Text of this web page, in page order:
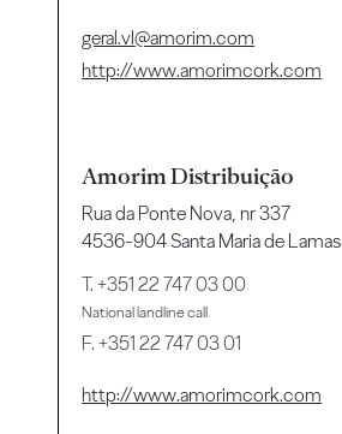
geral.vl@amorim.com
http://www.amorimcork.com
Amorim Distribuição
Rua da Ponte Nova, nr 337
4536-904 Santa Maria de Lamas
T.+351 22 747 03 00
National landline call
F. +351 22 747 03 01
http://www.amorimcork.com